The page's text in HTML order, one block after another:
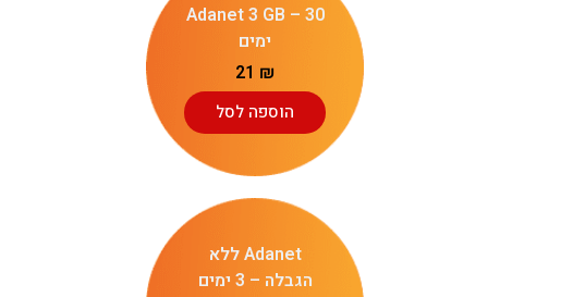
Adanet 3 GB – 30
ימים
21 ₪
הוספה לסל
Adanet ללא
הגבלה – 3 ימים